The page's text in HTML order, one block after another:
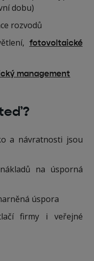
dobu)
rozvodů
fotovoltaické
management
a návratnosti jsou
na úsporná
úspora
firmy i veřejné